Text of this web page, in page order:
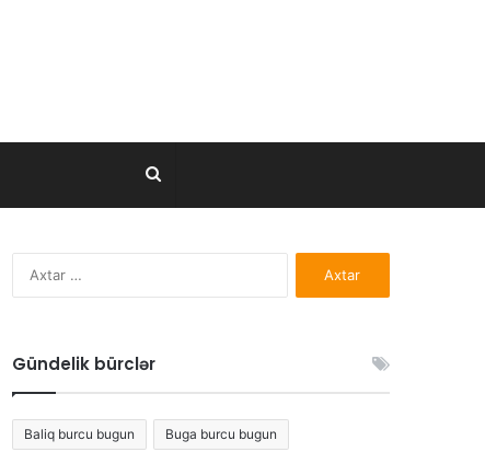
Axtar..
Gündelik bürclər
Baliq burcu bugun Buga burcu bugun